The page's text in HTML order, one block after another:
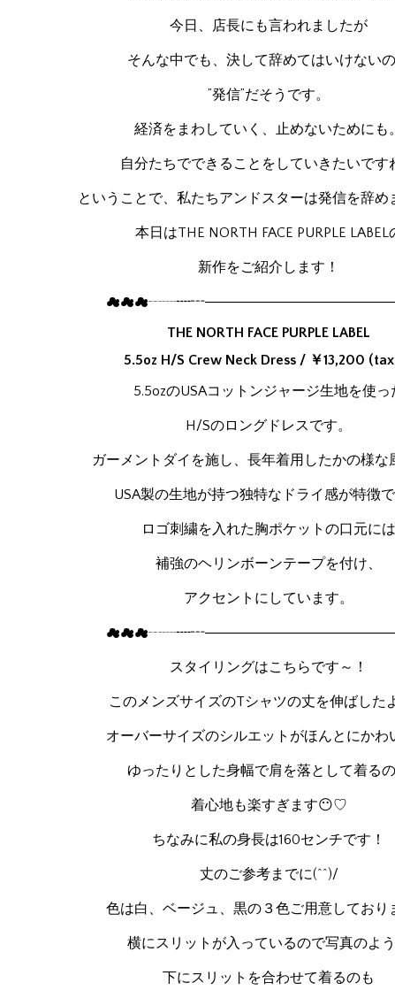
今日、店長にも言われましたが
そんな中でも、決して辞めてはいけない
”発信”だそうです。
経済をまわしていく、止めないためにも。
自分たちでできることをしていきたいです
ということで、私たちアンドスターは発信を辞め
本日はTHE NORTH FACE PURPLE LABEL
新作をご紹介します！
THE NORTH FACE PURPLE LABEL
5.5oz H/S Crew Neck Dress / ￥13,200
5.5ozのUSAコットンジャージ生地を使っ
H/Sのロングドレスです。
ガーメントダイを施し、長年着用したかの様な
USA製の生地が持つ独特なドライ感が特徴で
ロゴ刺繍を入れた胸ポケットの口元には
補強のヘリンボーンテープを付け、
アクセントにしています。
スタイリングはこちらです～！
このメンズサイズのTシャツの丈を伸ばした
オーバーサイズのシルエットがほんとにかわ
ゆったりとした身幅で肩を落として着る
着心地も楽すぎます😶♡
ちなみに私の身長は160センチです！
丈のご参考までに(^^)/
色は白、ベージュ、黒の３色ご用意しており
横にスリットが入っているので写真のよ
下にスリットを合わせて着るのも